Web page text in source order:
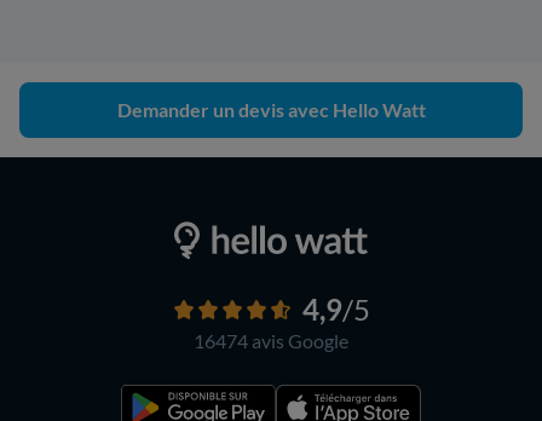
Demander un devis avec Hello Watt
4,9/5
16474 avis Google